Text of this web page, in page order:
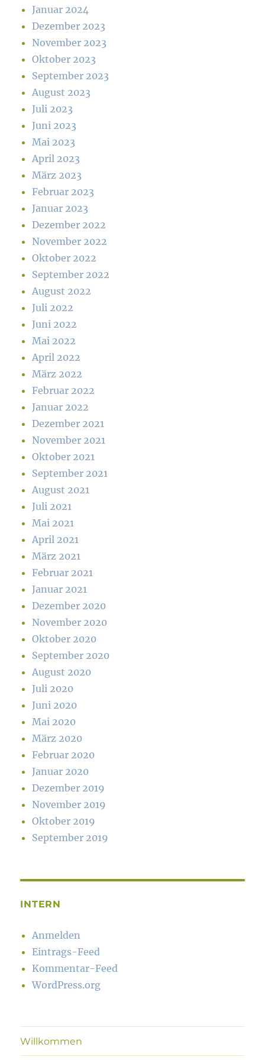
Januar 2024
Dezember 2023
November 2023
Oktober 2023
September 2023
August 2023
Juli 2023
Juni 2023
Mai 2023
April 2023
März 2023
Februar 2023
Januar 2023
Dezember 2022
November 2022
Oktober 2022
September 2022
August 2022
Juli 2022
Juni 2022
Mai 2022
April 2022
März 2022
Februar 2022
Januar 2022
Dezember 2021
November 2021
Oktober 2021
September 2021
August 2021
Juli 2021
Mai 2021
April 2021
März 2021
Februar 2021
Januar 2021
Dezember 2020
November 2020
Oktober 2020
September 2020
August 2020
Juli 2020
Juni 2020
Mai 2020
März 2020
Februar 2020
Januar 2020
Dezember 2019
November 2019
Oktober 2019
September 2019
INTERN
Anmelden
Eintrags-Feed
Kommentar-Feed
WordPress.org
Willkommen